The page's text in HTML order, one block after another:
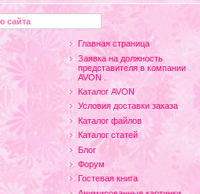
сайта
Главная страница
Заявка на должность
представителя в компании
AVON .
Каталог AVON
Условия доставки заказа
Каталог файлов
Каталог статей
Блог
Форум
Гостевая книга